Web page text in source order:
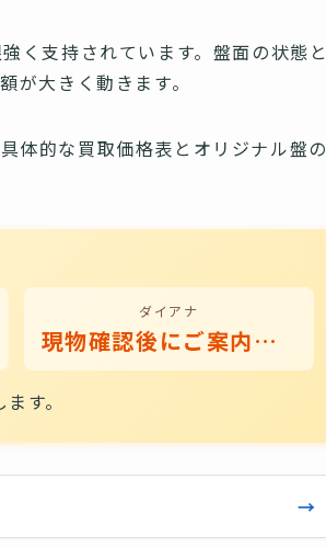
く支持されています。盤面の状態と
が大きく動きます。
体的な買取価格表とオリジナル盤の
ダイアナ
現物確認後にご案内いたします
す。